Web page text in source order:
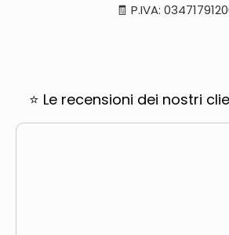
🧾 P.IVA:
⭐ Le recensioni dei nostri